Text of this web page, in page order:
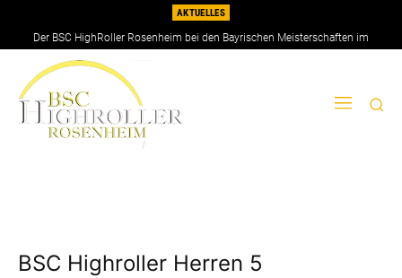
AKTUELLES
Der BSC HighRoller Rosenheim bei den Bayrischen Meisterschaften im
Doppel 2026
BSC Highroller Herren 5